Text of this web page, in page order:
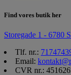
Find vores butik her
Storegade 1 - 6780
Tlf. nr.:
Email:
CVR nr.: